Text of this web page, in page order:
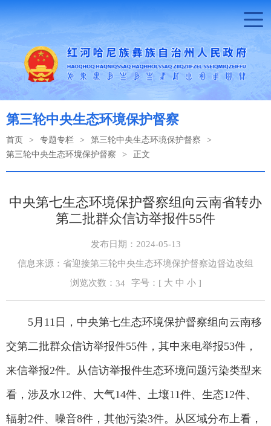
第三轮中央生态环境保护督察
首页 > 专题专栏 > 第三轮中央生态环境保护督察
>
第三轮中央生态环境保护督察
> 正文
中央第七生态环境保护督察组向云南省转办
第二批群众信访举报件55件
发布日期：2024-05-13
信息来源：省迎接第三轮中央生态环境保护督察边督边改组
浏览次数： 34 字号：[ 大 中 小]
5月11日，中央第七生态环境保护督察组向云南移
交第二批群众信访举报件55件，其中来电举报53件，
来信举报2件。从信访举报件生态环境问题污染类型来
看，涉及水12件、大气14件、土壤11件、生态12件、
辐射2件、噪音8件，其他污染3件。从区域分布上看，